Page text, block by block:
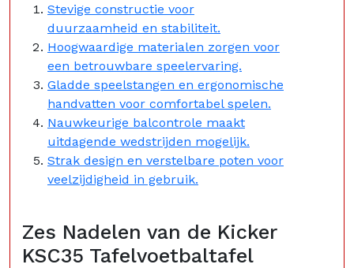
Stevige constructie voor
duurzaamheid en stabiliteit.
Hoogwaardige materialen zorgen voor
een betrouwbare speelervaring.
Gladde speelstangen en ergonomische
handvatten voor comfortabel spelen.
Nauwkeurige balcontrole maakt
uitdagende wedstrijden mogelijk.
Strak design en verstelbare poten voor
veelzijdigheid in gebruik.
Zes Nadelen van de Kicker
KSC35 Tafelvoetbaltafel